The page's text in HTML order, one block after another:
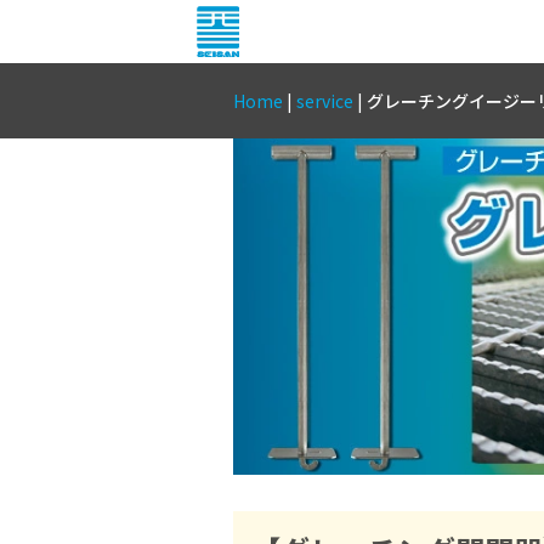
Home | service | グレーチングイージー